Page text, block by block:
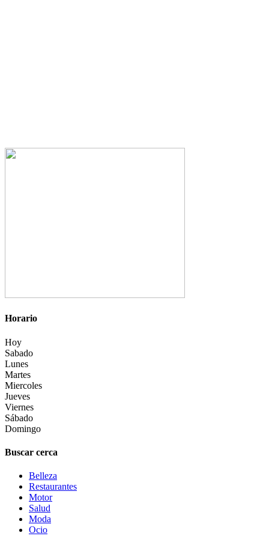
Horario
Hoy
Sabado
Lunes
Martes
Miercoles
Jueves
Viernes
Sábado
Domingo
Buscar cerca
Belleza
Restaurantes
Motor
Salud
Moda
Ocio